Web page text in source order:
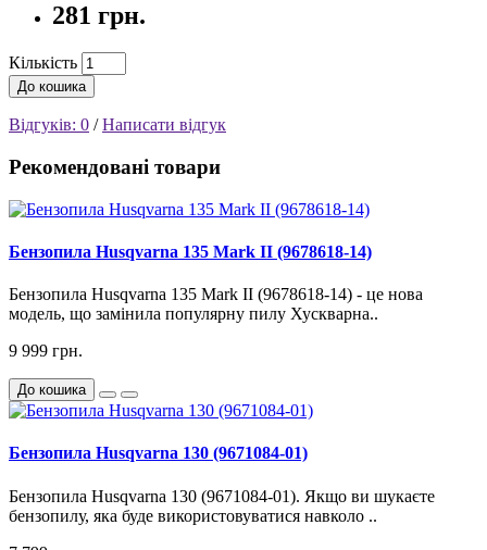
281 грн.
Кількість
До кошика
Відгуків: 0 /Написати відгук
Рекомендовані товари
Бензопила Husqvarna 135 Mark II (9678618-14)
Бензопила Husqvarna 135 Mark II (9678618-14) - це нова
модель, що замінила популярну пилу Хускварна..
9 999 грн.
До кошика
Бензопила Husqvarna 130 (9671084-01)
Бензопила Husqvarna 130 (9671084-01). Якщо ви шукаєте
бензопилу, яка буде використовуватися навколо ..